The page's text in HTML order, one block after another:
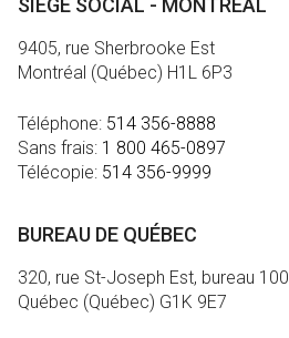
SIÈGE SOCIAL - MONTRÉAL
9405, rue Sherbrooke Est
Montréal (Québec) H1L 6P3
Téléphone: 514 356-8888
Sans frais: 1 800 465-0897
Télécopie: 514 356-9999
BUREAU DE QUÉBEC
320, rue St-Joseph Est, bureau 100
Québec (Québec) G1K 9E7